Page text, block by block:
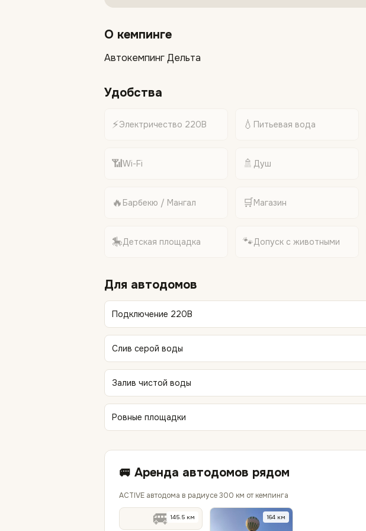
О кемпинге
Автокемпинг Дельта
Удобства
⚡Электричество 220В 💧 Питьевая вода
📶Wi-Fi 🚿 Душ
🔥 Барбекю / Мангал 🛒Магазин
🎠Детская площадка 🐾Допуск с животными
Для автодомов
Подключение 220В
Слив серой воды
Залив чистой воды
Ровные площадки
🚐 Аренда автодомов рядом
ACTIVE автодома в радиусе 300 км от кемпинга
🚐 145.5 км 164 км